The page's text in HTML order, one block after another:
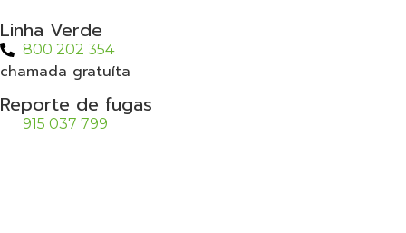
Linha Verde
800 202 354
chamada gratuíta
Reporte de fugas
915 037 799